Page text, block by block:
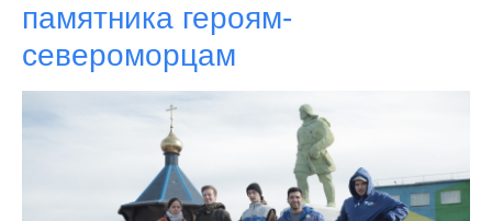
памятника героям-
североморцам